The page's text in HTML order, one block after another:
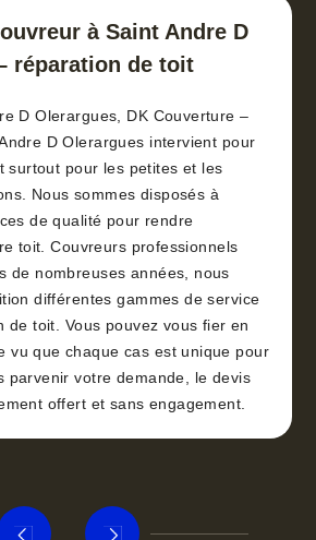
à Saint Andre D
réparation de toit
D Olerargues, DK Couverture –
D Olerargues intervient pour
surtout pour les petites et les
Nous sommes disposés à
de qualité pour rendre
toit. Couvreurs professionnels
de nombreuses années, nous
différentes gammes de service
de toit. Vous pouvez vous fier en
vu que chaque cas est unique pour
parvenir votre demande, le devis
offert et sans engagement.